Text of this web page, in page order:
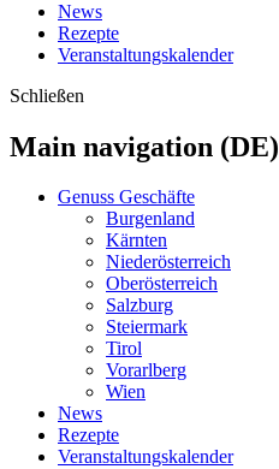
News
Rezepte
Veranstaltungskalender
Schließen
Main navigation (DE)
Genuss Geschäfte
Burgenland
Kärnten
Niederösterreich
Oberösterreich
Salzburg
Steiermark
Tirol
Vorarlberg
Wien
News
Rezepte
Veranstaltungskalender